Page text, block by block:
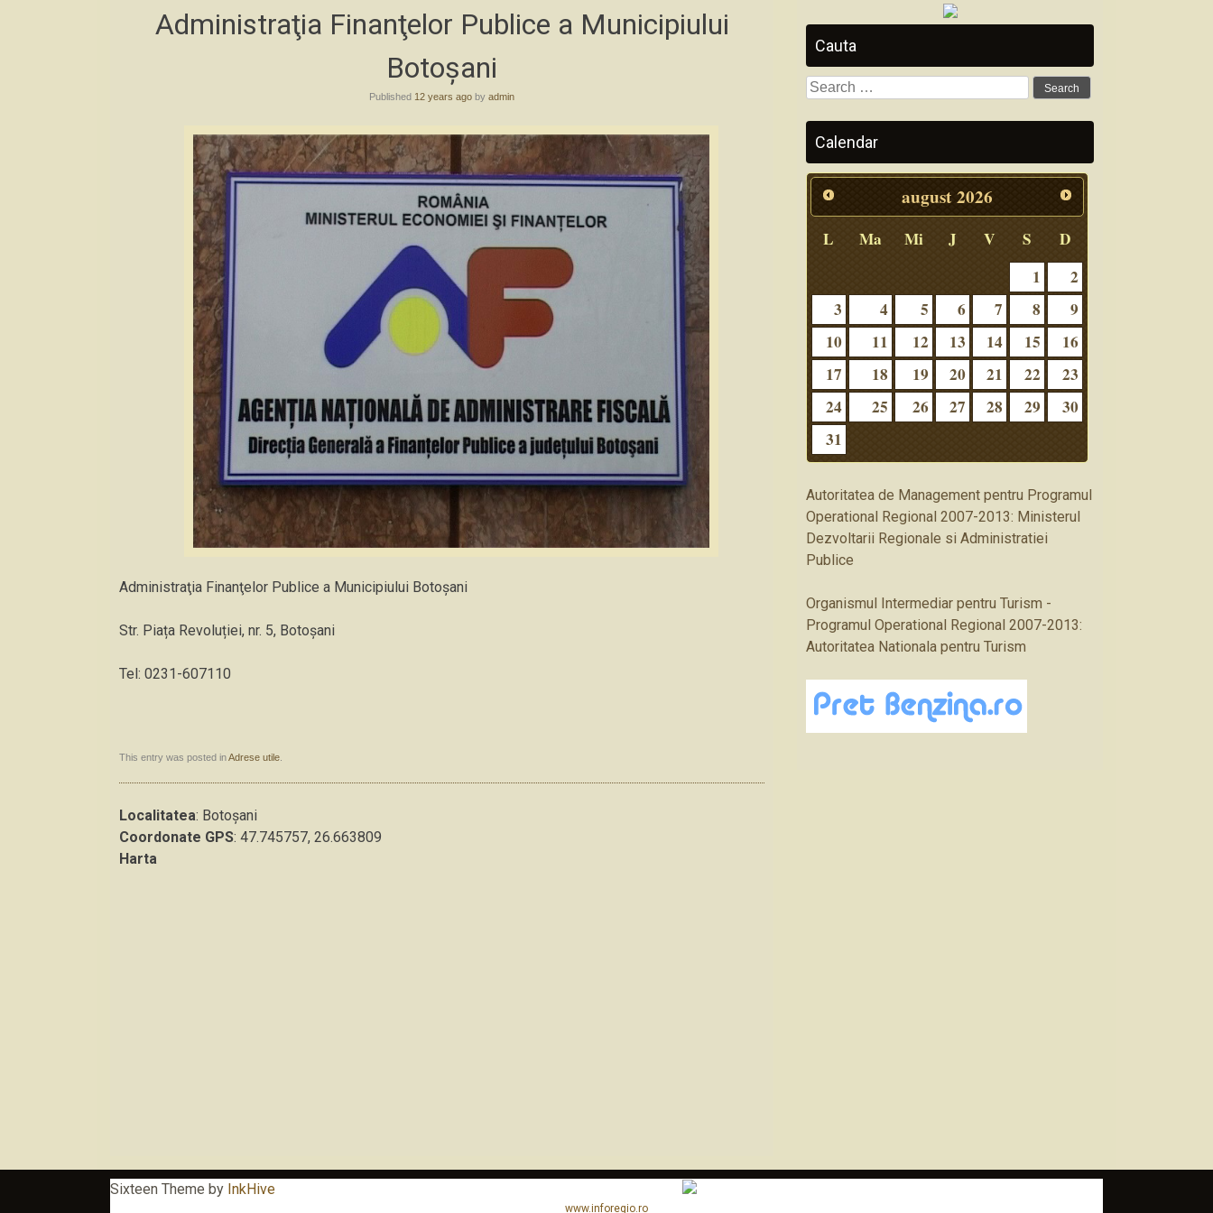
Administraţia Finanţelor Publice a Municipiului
Botoşani
Published 12 years ago by admin
Administraţia Finanţelor Publice a Municipiului Botoşani
Str. Piața Revoluției, nr. 5, Botoșani
Tel: 0231-607110
This entry was posted inAdrese utile
Localitatea: Botoşani
Coordonate GPS: 47.745757, 26.663809
Harta
Cauta
Search
Calendar
august 2026
L Ma Mi J V S
D
1
2
3
4 5 6 7 8
9
10
11 12 13 14 15
16
17
18 19 20 21 22
23
24
25 26 27 28 29
30
31
Autoritatea de Management pentru Programul
Operational Regional 2007-2013: Ministerul
Dezvoltarii Regionale si Administratiei
Publice
Organismul Intermediar pentru Turism -
Programul Operational Regional 2007-2013:
Autoritatea Nationala pentru Turism
Sixteen Theme by InkHive
www.inforegio.ro